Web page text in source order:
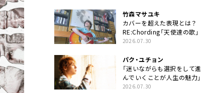
竹森マサユキ
カバーを超えた表現とは？
RE:Chording「天使達の歌」
2026.07.30
パク・ユチョン
「迷いながらも選択をして進
んでいくことが人生の魅力」
2026.07.30